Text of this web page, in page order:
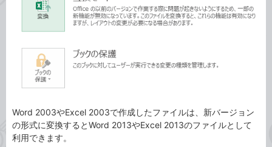
Word 2003やExcel 2003で作成したファイルは、新バージョン
の形式に変換するとWord 2013やExcel 2013のファイルとして
利用できます。